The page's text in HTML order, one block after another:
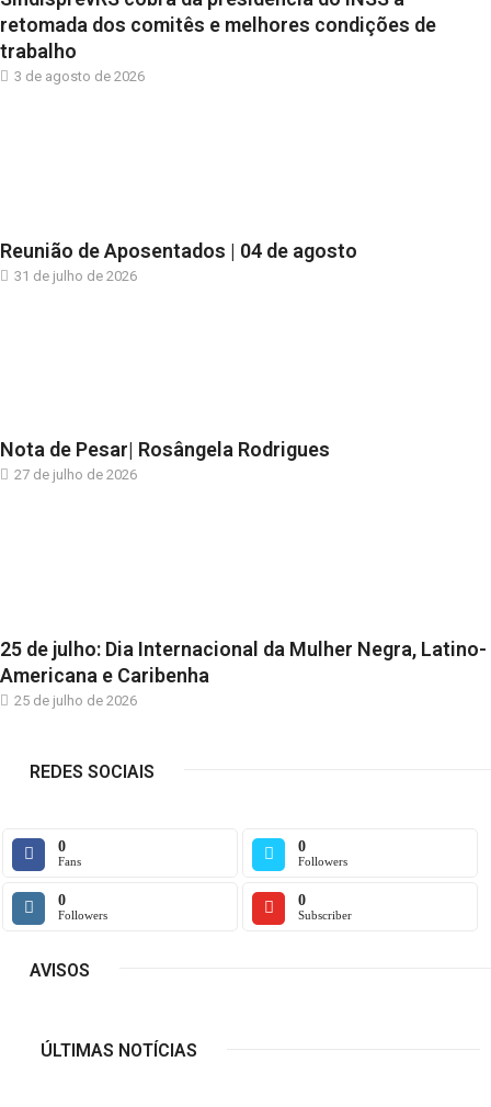
retomada dos comitês e melhores condições de
trabalho
3 de agosto de 2026
Reunião de Aposentados | 04 de agosto
31 de julho de 2026
Nota de Pesar| Rosângela Rodrigues
27 de julho de 2026
25 de julho: Dia Internacional da Mulher Negra, Latino-
Americana e Caribenha
25 de julho de 2026
REDES SOCIAIS
0
Fans
0
Followers
0
Followers
0
Subscriber
AVISOS
ÚLTIMAS NOTÍCIAS